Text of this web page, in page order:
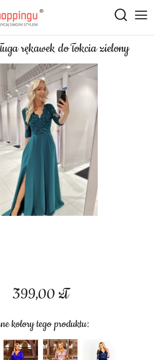
rękawek do łokcia zielony
399,00 zł
kolory tego produktu: